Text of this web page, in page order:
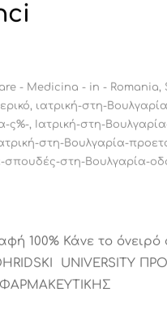
- Medicina - in - Romania,
, ιατρική-στη-Βουλγαρία
ς%-, Ιατρική-στη-
στη-Βουλγαρία-
σπουδές-στη-Βουλγαρία-
100% Κάνε το
UNIVERSITY
ΦΑΡΜΑΚΕΥΤΙΚΗΣ